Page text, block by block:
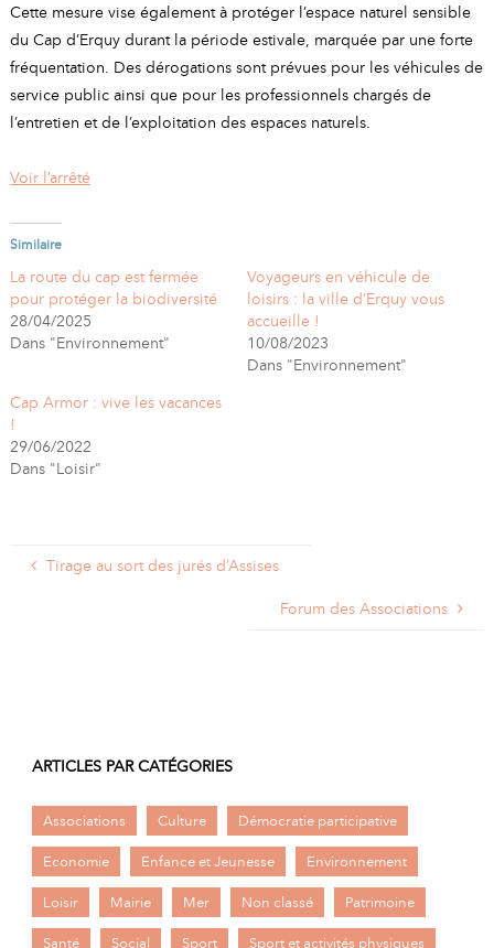
Cette mesure vise également à protéger l’espace naturel sensible
du Cap d’Erquy durant la période estivale, marquée par une forte
fréquentation. Des dérogations sont prévues pour les véhicules de
service public ainsi que pour les professionnels chargés de
l’entretien et de l’exploitation des espaces naturels.
Voir l’arrêté
Similaire
La route du cap est fermée
pour protéger la biodiversité
28/04/2025
Dans "Environnement"
Voyageurs en véhicule de
loisirs : la ville d’Erquy vous
accueille !
10/08/2023
Dans "Environnement"
Cap Armor : vive les vacances
!
29/06/2022
Dans "Loisir"
Tirage au sort des jurés d’Assises
Forum des Associations
ARTICLES PAR CATÉGORIES
Associations Culture Démocratie participative
Economie Enfance et Jeunesse Environnement
Loisir Mairie Mer Non classé Patrimoine
Santé Social Sport Sport et activités physiques